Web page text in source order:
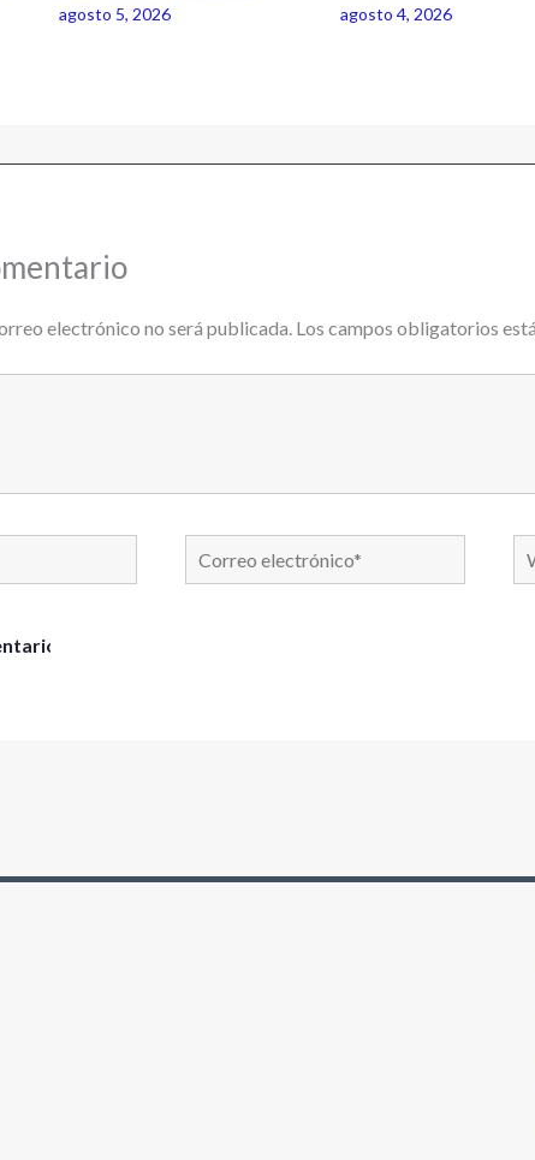
agosto 5, 2026 agosto 4, 2026
electrónico no será publicada. Los campos obligatorios
Correo
electrónico*